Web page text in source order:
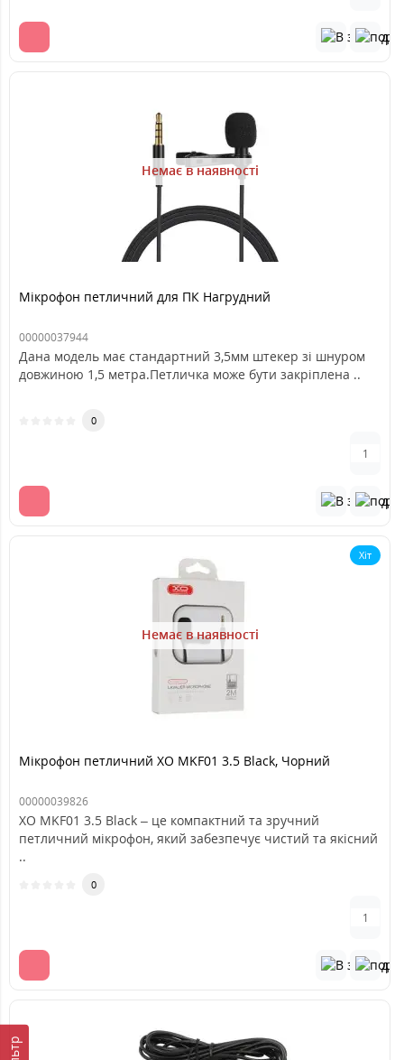
Немає в наявності
Мікрофон петличний для ПК Нагрудний
00000037944
Дана модель має стандартний 3,5мм штекер зі шнуром
довжиною 1,5 метра.Петличка може бути закріплена ..
0
Хіт
Немає в наявності
Мікрофон петличний XO MKF01 3.5 Black, Чорний
00000039826
XO MKF01 3.5 Black – це компактний та зручний
петличний мікрофон, який забезпечує чистий та якісний
..
0